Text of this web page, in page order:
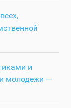
и
молодежи —